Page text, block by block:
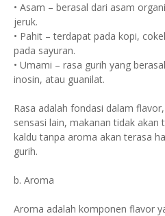
• Asam – berasal dari asam
jeruk.
• Pahit – terdapat pada kopi,
pada sayuran.
• Umami – rasa gurih yang
inosin, atau guanilat.
Rasa adalah fondasi dalam
sensasi lain, makanan tidak akan
kaldu tanpa aroma akan terasa
gurih.
b. Aroma
Aroma adalah komponen flavor